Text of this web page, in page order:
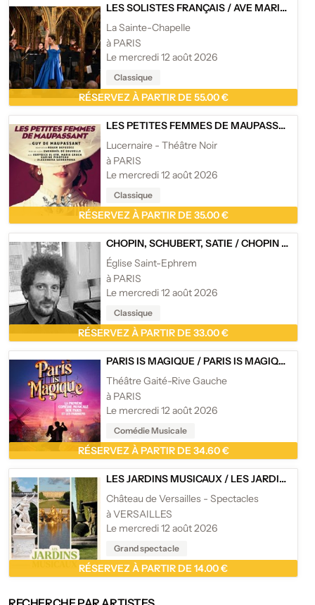
LES SOLISTES FRANÇAIS /AVE MARIA À LA SAINTE CHAPELLE
La Sainte-Chapelle
à PARIS
Le mercredi 12 août 2026
Classique
RÉSERVEZ À PARTIR DE 55.00 €
LES PETITES FEMMES DE MAUPASSANT
Lucernaire - Théâtre Noir
à PARIS
Le mercredi 12 août 2026
Classique
RÉSERVEZ À PARTIR DE 35.00 €
CHOPIN, SCHUBERT, SATIE /CHOPIN SCHUBERT SATIE - PIANO AUX CHANDELLES
Église Saint-Ephrem
à PARIS
Le mercredi 12 août 2026
Classique
RÉSERVEZ À PARTIR DE 33.00 €
PARIS IS MAGIQUE /PARIS IS MAGIQUE - THÉÂTRE GAITÉ-RIVE GAUCHE, PARIS
Théâtre Gaité-Rive Gauche
à PARIS
Le mercredi 12 août 2026
Comédie Musicale
RÉSERVEZ À PARTIR DE 34.60 €
LES JARDINS MUSICAUX /LES JARDINS MUSICAUX DU CHÂTEAU DE VERSAILLES 2026
Château de Versailles - Spectacles
à VERSAILLES
Le mercredi 12 août 2026
Grand spectacle
RÉSERVEZ À PARTIR DE 14.00 €